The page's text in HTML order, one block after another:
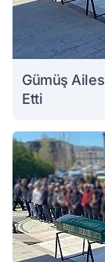
Gümüş
Etti